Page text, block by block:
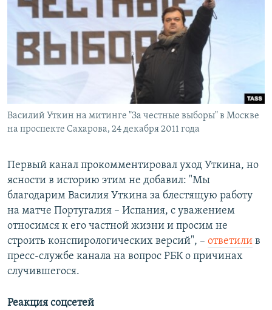
Василий Уткин на митинге "За честные выборы" в Москве
на проспекте Сахарова, 24 декабря 2011 года
Первый канал прокомментировал уход Уткина, но
ясности в историю этим не добавил: "Мы
благодарим Василия Уткина за блестящую работу
на матче Португалия – ​Испания, с уважением
относимся к его частной жизни и просим не
строить конспирологических версий", – ответили в
пресс-службе канала на вопрос РБК о причинах
случившегося.
Реакция соцсетей